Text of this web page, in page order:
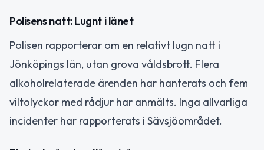
Polisens natt: Lugnt i länet
Polisen rapporterar om en relativt lugn natt i
Jönköpings län, utan grova våldsbrott. Flera
alkoholrelaterade ärenden har hanterats och fem
viltolyckor med rådjur har anmälts. Inga allvarliga
incidenter har rapporterats i Sävsjöområdet.